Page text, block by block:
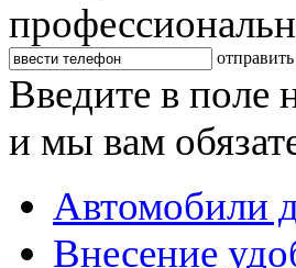
отправить
Введите в поле
и мы вам
Автомобили
Внесение